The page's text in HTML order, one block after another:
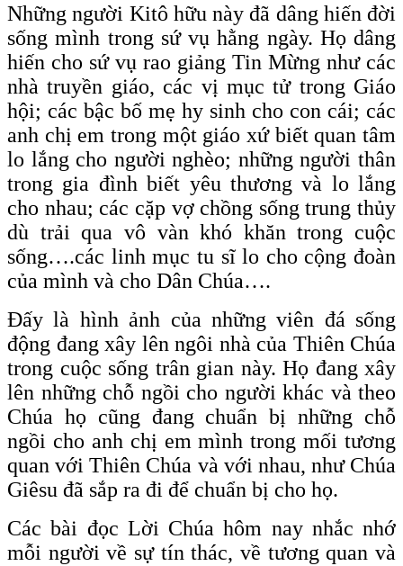
Những người Kitô hữu này đã dâng hiến đời
sống mình trong sứ vụ hằng ngày. Họ dâng
hiến cho sứ vụ rao giảng Tin Mừng như các
nhà truyền giáo, các vị mục tử trong Giáo
hội; các bậc bố mẹ hy sinh cho con cái; các
anh chị em trong một giáo xứ biết quan tâm
lo lắng cho người nghèo; những người thân
trong gia đình biết yêu thương và lo lắng
cho nhau; các cặp vợ chồng sống trung thủy
dù trải qua vô vàn khó khăn trong cuộc
sống….các linh mục tu sĩ lo cho cộng đoàn
của mình và cho Dân Chúa….
Đấy là hình ảnh của những viên đá sống
động đang xây lên ngôi nhà của Thiên Chúa
trong cuộc sống trân gian này. Họ đang xây
lên những chỗ ngồi cho người khác và theo
Chúa họ cũng đang chuẩn bị những chỗ
ngồi cho anh chị em mình trong mối tương
quan với Thiên Chúa và với nhau, như Chúa
Giêsu đã sắp ra đi để chuẩn bị cho họ.
Các bài đọc Lời Chúa hôm nay nhắc nhớ
mỗi người về sự tín thác, về tương quan và